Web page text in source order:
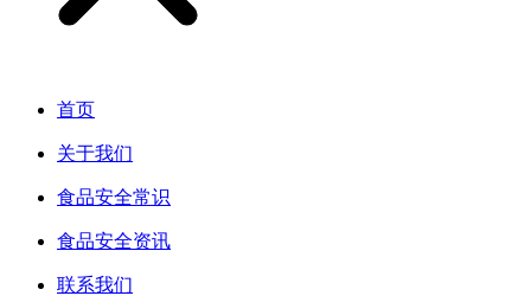
首页
关于我们
食品安全常识
食品安全资讯
联系我们